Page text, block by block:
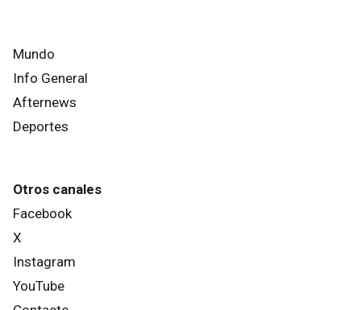
Mundo
Info General
Afternews
Deportes
Otros canales
Facebook
X
Instagram
YouTube